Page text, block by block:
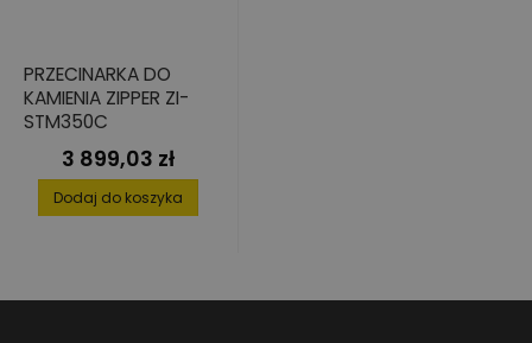
PRZECINARKA DO
KAMIENIA ZIPPER ZI-
STM350C
Cena
3 899,03 zł
Dodaj do koszyka